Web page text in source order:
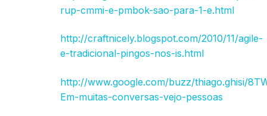
rup-cmmi-e-pmbok-sao-para-1-e.html
http://craftnicely.blogspot.com/2010/11/agile-
e-tradicional-pingos-nos-is.html
http://www.google.com/buzz/thiago.ghisi/
Em-muitas-conversas-vejo-pessoas